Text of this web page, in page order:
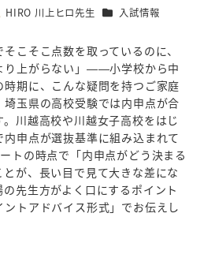
HIRO 川上ヒロ先生 カテゴリー
入試情報
そこそこ点数を取っているのに、
り上がらない」——小学校から中
期に、こんな疑問を持つご家庭
玉県の高校受験では内申点が合
川越高校や川越女子高校をはじ
申点が選抜基準に組み込まれて
トの時点で「内申点がどう決まる
が、長い目で見て大きな差にな
先生方がよく口にするポイント
トアドバイス形式」でお伝えし